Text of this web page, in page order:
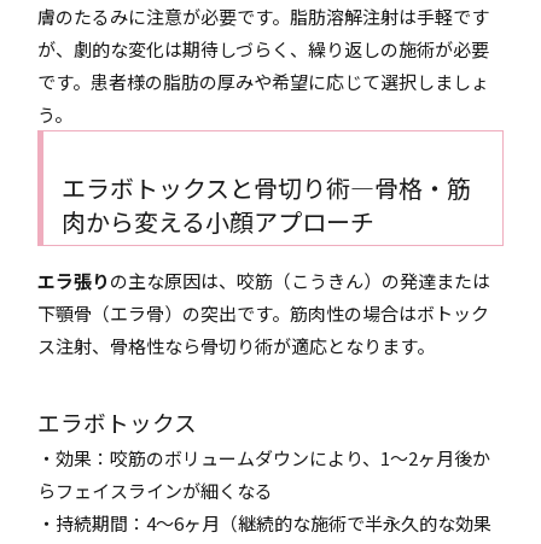
膚のたるみに注意が必要です。脂肪溶解注射は手軽です
が、劇的な変化は期待しづらく、繰り返しの施術が必要
です。患者様の脂肪の厚みや希望に応じて選択しましょ
う。
エラボトックスと骨切り術―骨格・筋
肉から変える小顔アプローチ
エラ張りの主な原因は、咬筋（こうきん）の発達または
下顎骨（エラ骨）の突出です。筋肉性の場合はボトック
ス注射、骨格性なら骨切り術が適応となります。
エラボトックス
・効果：咬筋のボリュームダウンにより、1〜2ヶ月後か
らフェイスラインが細くなる
・持続期間：4〜6ヶ月（継続的な施術で半永久的な効果